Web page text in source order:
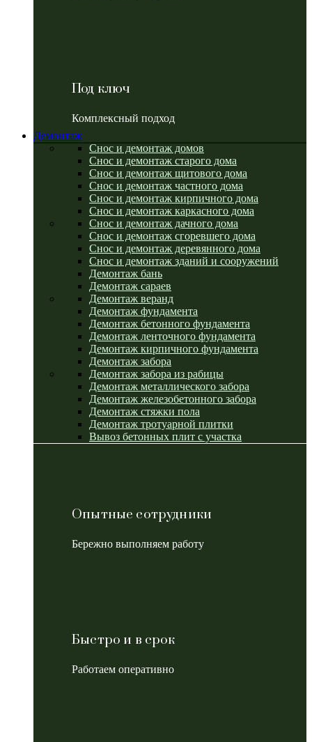
Под ключ
Комплексный подход
Демонтаж
Снос и демонтаж домов
Снос и демонтаж старого дома
Снос и демонтаж щитового дома
Снос и демонтаж частного дома
Снос и демонтаж кирпичного дома
Снос и демонтаж каркасного дома
Снос и демонтаж дачного дома
Снос и демонтаж сгоревшего дома
Снос и демонтаж деревянного дома
Снос и демонтаж зданий и сооружений
Демонтаж бань
Демонтаж сараев
Демонтаж веранд
Демонтаж фундамента
Демонтаж бетонного фундамента
Демонтаж ленточного фундамента
Демонтаж кирпичного фундамента
Демонтаж забора
Демонтаж забора из рабицы
Демонтаж металлического забора
Демонтаж железобетонного забора
Демонтаж стяжки пола
Демонтаж тротуарной плитки
Вывоз бетонных плит с участка
Опытные сотрудники
Бережно выполняем работу
Быстро и в срок
Работаем оперативно